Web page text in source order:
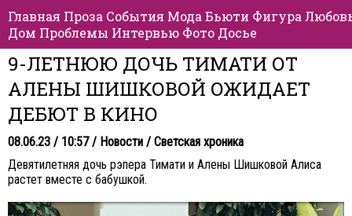
Главная Проза События Мода Бьюти Фигура
Дом Проблемы Интервью Фото Досье
9-ЛЕТНЮЮ ДОЧЬ ТИМАТИ ОТ
АЛЕНЫ ШИШКОВОЙ ОЖИДАЕТ
ДЕБЮТ В КИНО
08.06.23 / 10:57 / Новости / Светская хроника
Девятилетняя дочь рэпера Тимати и Алены Шишковой Алиса
растет вместе с бабушкой.